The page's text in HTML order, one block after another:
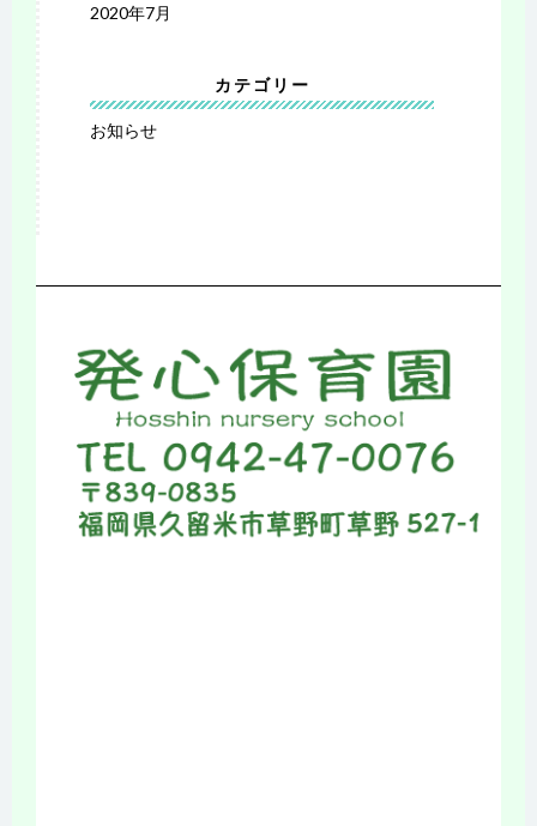
2020年7月
カテゴリー
お知らせ